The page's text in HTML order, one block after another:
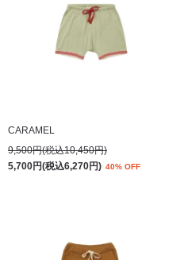
CARAMEL
9,500円(税込10,450円)
5,700円(税込6,270円) 40% OFF